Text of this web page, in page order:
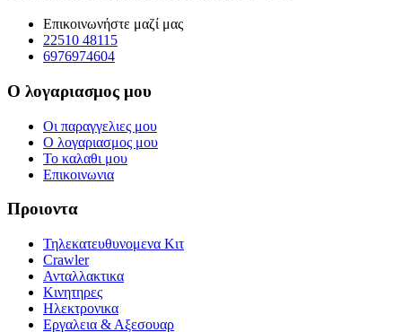
Επικοινωνήστε μαζί μας
22510 48115
6976974604
Ο λογαριασμος μου
Οι παραγγελιες μου
Ο λογαριασμος μου
Το καλαθι μου
Επικοινωνια
Προιοντα
Τηλεκατευθυνομενα Κιτ
Crawler
Ανταλλακτικα
Κινητηρες
Ηλεκτρονικα
Εργαλεια & Αξεσουαρ